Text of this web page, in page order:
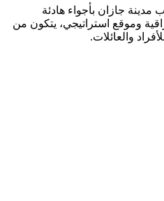
جازان بأجواء هادئة
وموقع استراتيجي، يتكون من